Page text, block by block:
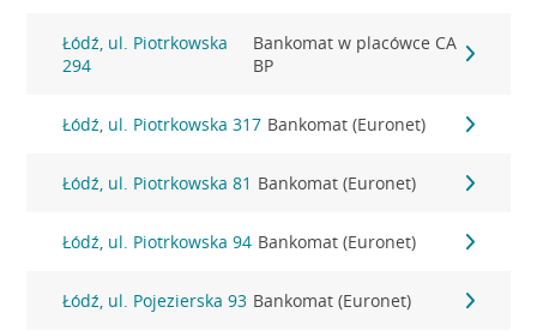
Łódź, ul. Piotrkowska
294
Bankomat w placówce CA
BP
Łódź, ul. Piotrkowska 317 Bankomat (Euronet)
Łódź, ul. Piotrkowska 81 Bankomat (Euronet)
Łódź, ul. Piotrkowska 94 Bankomat (Euronet)
Łódź, ul. Pojezierska 93 Bankomat (Euronet)